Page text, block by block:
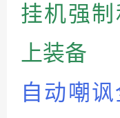
挂机强
上装备
自动嘲